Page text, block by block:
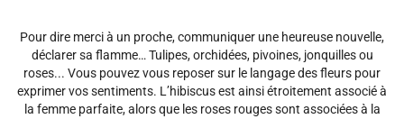
Pour dire merci à un proche, communiquer une heureuse nouvelle,
déclarer sa flamme… Tulipes, orchidées, pivoines, jonquilles ou
roses... Vous pouvez vous reposer sur le langage des fleurs pour
exprimer vos sentiments. L’hibiscus est ainsi étroitement associé à
la femme parfaite, alors que les roses rouges sont associées à la